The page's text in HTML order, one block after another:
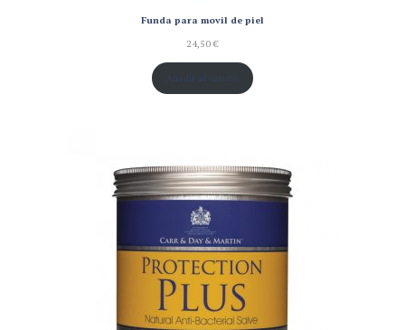
Funda para movil de piel
24,50€
Añadir al carrito